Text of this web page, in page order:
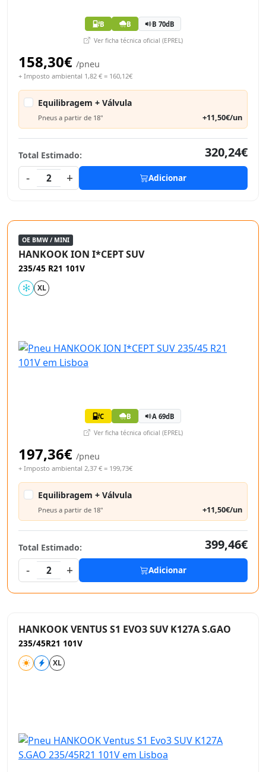
B B B 70dB
Ver ficha técnica oficial (EPREL)
158,30€ /pneu
+ Imposto ambiental 1,82 € = 160,12€
Equilibragem + Válvula
Pneus a partir de 18" +11,50€/un
Total Estimado:
320,24€
-
2 + Adicionar
OE BMW / MINI
HANKOOK ION I*CEPT SUV
235/45 R21 101V
XL
C B A 69dB
Ver ficha técnica oficial (EPREL)
197,36€ /pneu
+ Imposto ambiental 2,37 € = 199,73€
Equilibragem + Válvula
Pneus a partir de 18" +11,50€/un
Total Estimado:
399,46€
-
2 + Adicionar
HANKOOK VENTUS S1 EVO3 SUV K127A S.GAO
235/45R21 101V
XL